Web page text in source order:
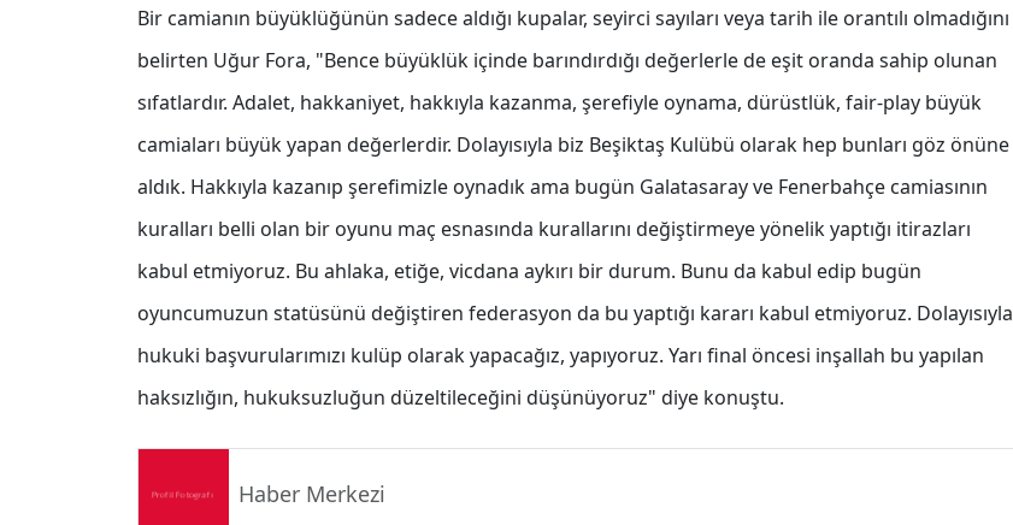
Bir camianın büyüklüğünün sadece aldığı kupalar, seyirci sayıları veya tarih ile orantılı olmadığını
belirten Uğur Fora, "Bence büyüklük içinde barındırdığı değerlerle de eşit oranda sahip olunan
sıfatlardır. Adalet, hakkaniyet, hakkıyla kazanma, şerefiyle oynama, dürüstlük, fair-play büyük
camiaları büyük yapan değerlerdir. Dolayısıyla biz Beşiktaş Kulübü olarak hep bunları göz önüne
aldık. Hakkıyla kazanıp şerefimizle oynadık ama bugün Galatasaray ve Fenerbahçe camiasının
kuralları belli olan bir oyunu maç esnasında kurallarını değiştirmeye yönelik yaptığı itirazları
kabul etmiyoruz. Bu ahlaka, etiğe, vicdana aykırı bir durum. Bunu da kabul edip bugün
oyuncumuzun statüsünü değiştiren federasyon da bu yaptığı kararı kabul etmiyoruz. Dolayısıyla
hukuki başvurularımızı kulüp olarak yapacağız, yapıyoruz. Yarı final öncesi inşallah bu yapılan
haksızlığın, hukuksuzluğun düzeltileceğini düşünüyoruz" diye konuştu.
Haber Merkezi